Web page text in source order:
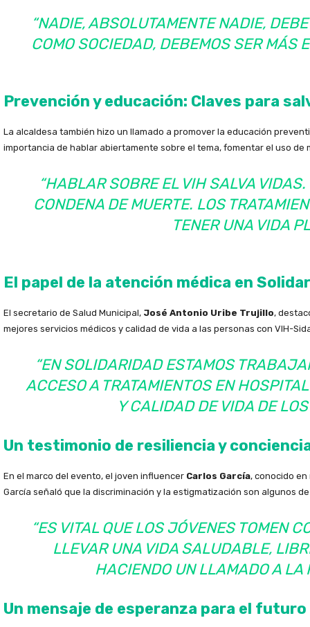
“NADIE, ABSOLUTAMENTE NADIE,
COMO SOCIEDAD, DEBEMOS SER MÁS
Prevención y educación: Claves para
La alcaldesa también hizo un llamado a promover la educación
importancia de hablar abiertamente sobre el tema, fomentar el uso
“HABLAR SOBRE EL VIH SALVA
CONDENA DE MUERTE. LOS
TENER UNA VIDA
El papel de la atención médica en
El secretario de Salud Municipal, José Antonio Uribe Trujillo,
mejores servicios médicos y calidad de vida a las personas con VIH-
“EN SOLIDARIDAD ESTAMOS
ACCESO A TRATAMIENTOS EN
Y CALIDAD DE VIDA DE
Un testimonio de resiliencia y
En el marco del evento, el joven influencer Carlos García, conocido
García señaló que la discriminación y la estigmatización son algunos
“ES VITAL QUE LOS JÓVENES TOMEN
LLEVAR UNA VIDA SALUDABLE,
HACIENDO UN LLAMADO A LA
Un mensaje de esperanza para el futuro